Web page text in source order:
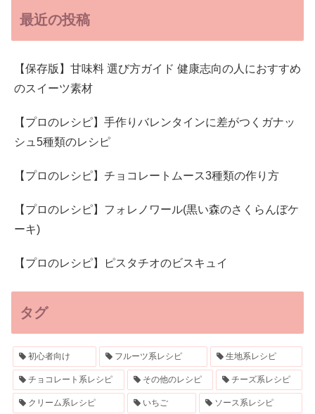
最近の投稿
【保存版】甘味料 選び方ガイド 健康志向の人におすすめ
のスイーツ素材
【プロのレシピ】手作りバレンタインに差がつくガナッ
シュ5種類のレシピ
【プロのレシピ】チョコレートムース3種類の作り方
【プロのレシピ】フォレノワール(黒い森のさくらんぼケ
ーキ)
【プロのレシピ】ピスタチオのビスキュイ
タグ
初心者向け フルーツ系レシピ 生地系レシピ
チョコレート系レシピ その他のレシピ チーズ系レシピ
クリーム系レシピ いちご ソース系レシピ